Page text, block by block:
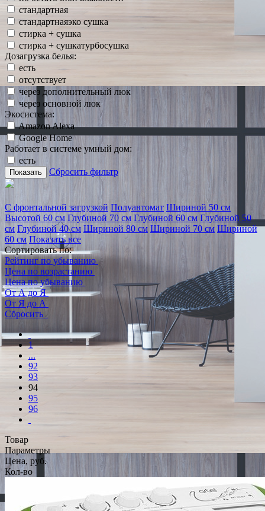
стандартная
стандартнаяэко сушка
стирка + сушка
стирка + сушкатурбосушка
Дозагрузка белья:
есть
отсутствует
через дополнительный люк
через основной люк
Экосистема:
Amazon Alexa
Google Home
Работает в системе умный дом:
есть
Показать Сбросить фильтр
С фронтальной загрузкой Полуавтомат Шириной 50 см
Высотой 60 см Глубиной 70 см Глубиной 60 см Глубиной 50
см Глубиной 40 см Шириной 80 см Шириной 70 см Шириной
60 см Показать все
Сортировать по:
Рейтинг по убыванию
Цена по возрастанию
Цена по убыванию
От А до Я
От Я до А
Сбросить
1
...
92
93
94
95
96
Товар
Параметры
Цена, руб.
Кол-во